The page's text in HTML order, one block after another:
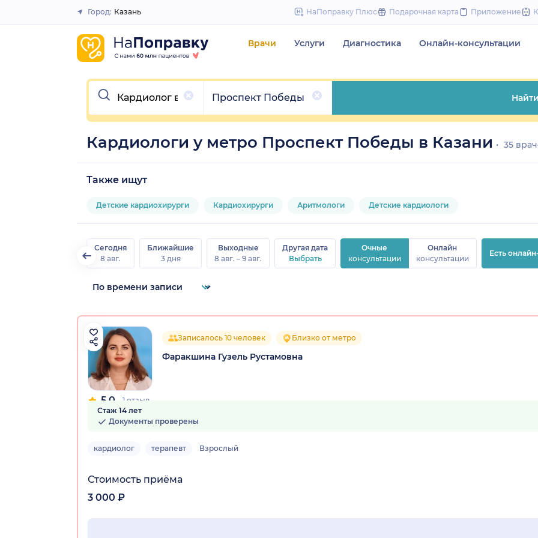
to
Закрыть
Город: Казань НаПоправку Плюс Подарочная карта Приложение
Врачи Услуги Диагностика Онлайн-консультации
Очистить
Проспект Победы
Кардиологи у метро Проспект Победы в Казани 35
Также ищут
Детские кардиохирурги Кардиохирурги Аритмологи Детские кардиологи
Сегодня
8 авг.
Ближайшие
3 дня
Выходные
8 авг. – 9 авг.
Другая дата
Выбрать
Очные
консультации
Онлайн
консультации
Есть
5.0 1 отзыв
Записалось 10 человек Близко от метро
Фаракшина Гузель Рустамовна
Стаж 14 лет
Документы проверены
кардиолог терапевт Взрослый
Стоимость приёма
3 000 ₽